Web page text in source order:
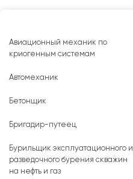
Авиационный механик по
криогенным системам
Автомеханик
Бетонщик
Бригадир-путеец
Бурильщик эксплуатационного и
разведочного бурения скважин
на нефть и газ